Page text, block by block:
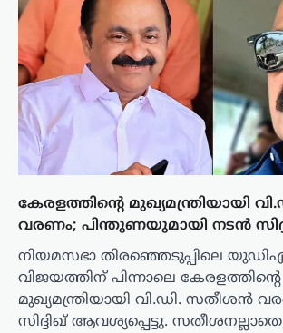
കേരളത്തിന്റെ മുഖ്യമന്ത്രിയായി
വരണം; പിന്തുണയുമായി നടൻ
നിയമസഭാ തിരഞ്ഞെടുപ്പിലെ
വിജയത്തിന് പിന്നാലെ
മുഖ്യമന്ത്രിയായി വി.ഡി. സതീശൻ
സിദ്ദിഖ് ആവശ്യപ്പെട്ടു.